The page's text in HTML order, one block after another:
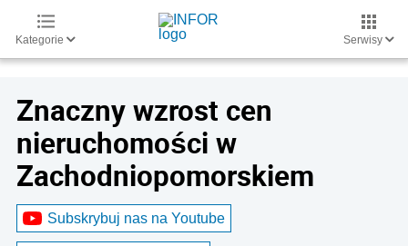
Kategorie Serwisy
Znaczny wzrost cen
nieruchomości w
Zachodniopomorskiem
Subskrybuj nas na Youtube